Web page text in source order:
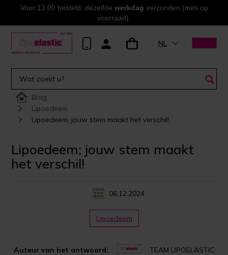
Voor 13:00 besteld, dezelfde werkdag verzonden (mits op
voorraad).
NL
Blog
Lipoedeem
Lipoedeem; jouw stem maakt het verschil!
Lipoedeem; jouw stem maakt
het verschil!
06.12.2024
Auteur van het antwoord: TEAM LIPOELASTIC
Lipoedeem